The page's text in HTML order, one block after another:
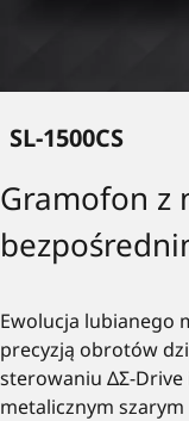
SL-1500CS
Gramofon z
Ewolucja lubianego
precyzją obrotów
sterowaniu ΔΣ-
metalicznym